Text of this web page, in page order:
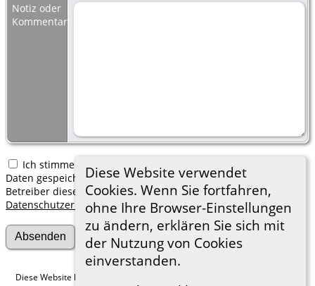
Diese Website verwendet
Cookies. Wenn Sie fortfahren,
ohne Ihre Browser-Einstellungen
zu ändern, erklären Sie sich mit
der Nutzung von Cookies
einverstanden.
Notiz oder
Kommentar:
Ich stimme zu, dass meine hier erfassten persönlichen
Daten gespeichert werden. Ich verstehe, dass ich jederzeit den
Betreiber dieser Website bitten kann, diese Daten zu löschen.
Datenschutzerklärung
Diese Website läuft mit